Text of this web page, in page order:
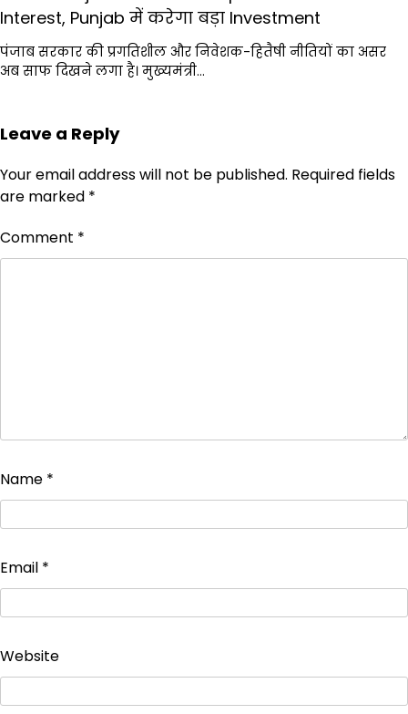
Interest, Punjab में करेगा बड़ा Investment
पंजाब सरकार की प्रगतिशील और निवेशक-हितैषी नीतियों का असर
अब साफ दिखने लगा है। मुख्यमंत्री…
Leave a Reply
Your email address will not be published. Required fields
are marked *
Comment *
Name *
Email *
Website